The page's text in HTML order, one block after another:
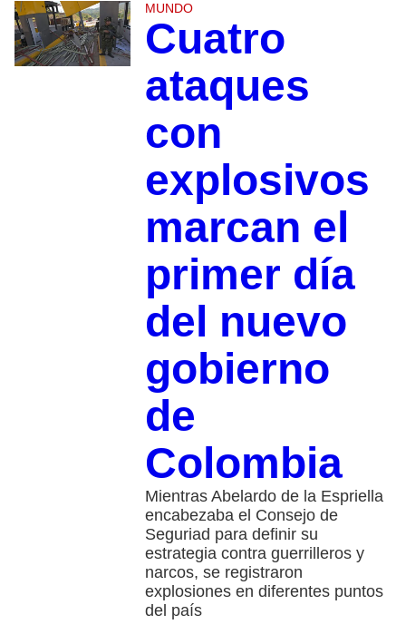
MUNDO
Cuatro
ataques
con
explosivos
marcan el
primer día
del nuevo
gobierno
de
Colombia
Mientras Abelardo de la Espriella
encabezaba el Consejo de
Seguriad para definir su
estrategia contra guerrilleros y
narcos, se registraron
explosiones en diferentes puntos
del país